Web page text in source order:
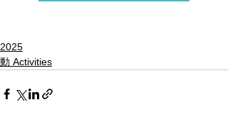
2025
動 Activities